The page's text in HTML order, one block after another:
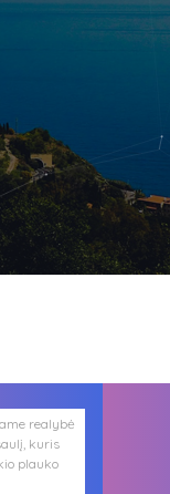
realybė
kuris
plauko